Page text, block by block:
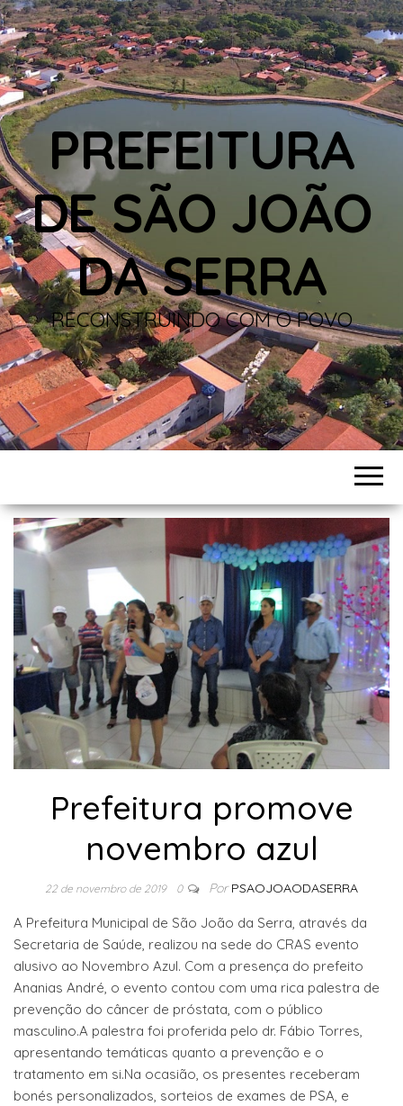
PREFEITURA
DE SÃO JOÃO
DA SERRA
RECONSTRUINDO COM O POVO
Prefeitura promove
novembro azul
22 de novembro de 2019 0 Por PSAOJOAODASERRA
A Prefeitura Municipal de São João da Serra, através da
Secretaria de Saúde, realizou na sede do CRAS evento
alusivo ao Novembro Azul. Com a presença do prefeito
Ananias André, o evento contou com uma rica palestra de
prevenção do câncer de próstata, com o público
masculino.A palestra foi proferida pelo dr. Fábio Torres,
apresentando temáticas quanto a prevenção e o
tratamento em si.Na ocasião, os presentes receberam
bonés personalizados, sorteios de exames de PSA, e